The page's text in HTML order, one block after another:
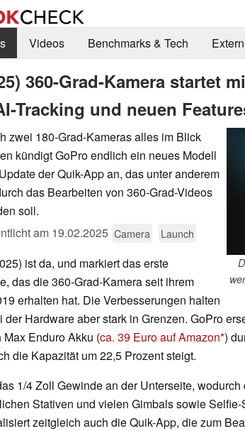
Videos Benchmarks & Tech
360-Grad-Kamera startet
Tracking und neuen
zwei 180-Grad-Kameras alles im Blick
kündigt GoPro endlich ein neues Modell
der Quik-App an, das unter anderem
das Bearbeiten von 360-Grad-Videos
soll.
am 19.02.2025 Camera Launch
ist da, und markiert das erste
das die 360-Grad-Kamera seit ihrem
erhalten hat. Die Verbesserungen halten
Hardware aber stark in Grenzen. GoPro
Enduro Akku (ca. 39 Euro auf Amazon )
die Kapazität um 22,5 Prozent steigt.
1/4 Zoll Gewinde an der Unterseite, wodurch
Stativen und vielen Gimbals sowie
zeitgleich auch die Quik-App, die zum